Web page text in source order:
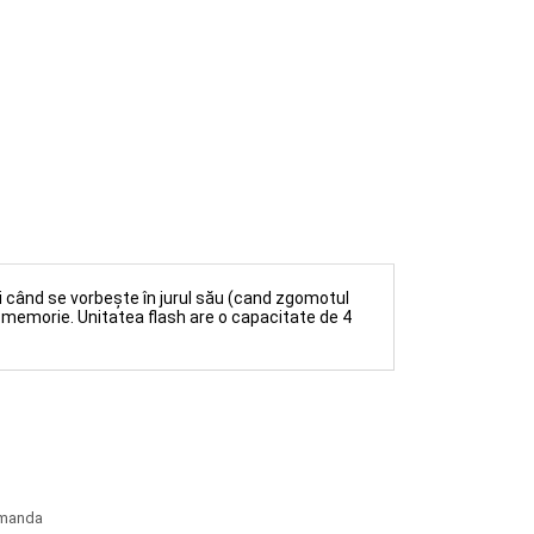
se vorbește în jurul său (cand zgomotul
Unitatea flash are o capacitate de 4